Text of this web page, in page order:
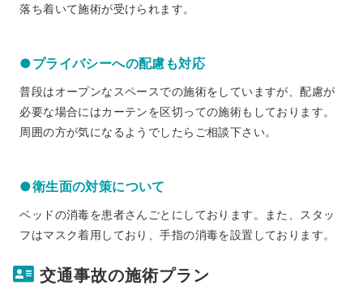
落ち着いて施術が受けられます。
●プライバシーへの配慮も対応
普段はオープンなスペースでの施術をしていますが、配慮が
必要な場合にはカーテンを区切っての施術もしております。
周囲の方が気になるようでしたらご相談下さい。
●衛生面の対策について
ベッドの消毒を患者さんごとにしております。また、スタッ
フはマスク着用しており、手指の消毒を設置しております。
交通事故の施術プラン